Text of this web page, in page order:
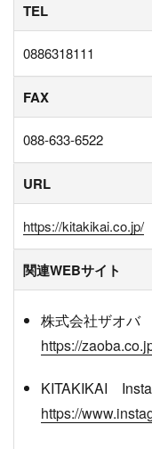
TEL
0886318111
FAX
088-633-6522
URL
https://kitakikai.co.jp/
関連WEBサイト
株式会社ザオバ
https://
KITAKIKAI
https://